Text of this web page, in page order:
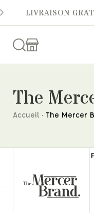
LIVRAISON
The
Accueil · The Mercer